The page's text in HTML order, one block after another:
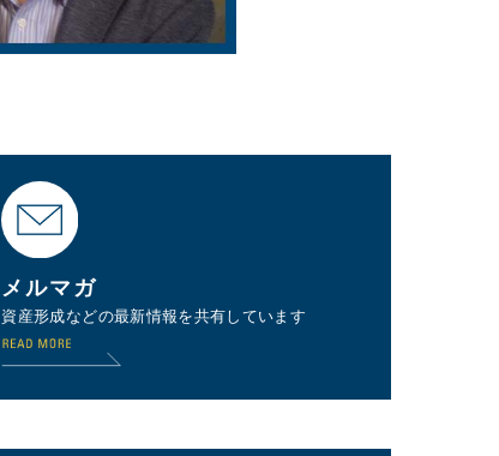
メルマガ
資産形成などの最新情報を共有しています